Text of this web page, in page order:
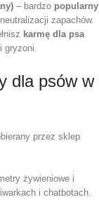
– bardzo popularny
zapachów.
karmę dla psa
gryzoni.
dla psów w
przez sklep
żywieniowe i
i chatbotach.